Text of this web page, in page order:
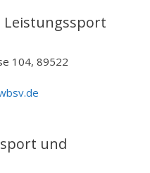
Leistungssport
104, 89522
und